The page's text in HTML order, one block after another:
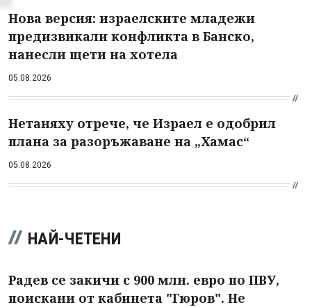
Нова версия: израелските младежи
предизвикали конфликта в Банско,
нанесли щети на хотела
05.08.2026
Нетаняху отрече, че Израел е одобрил
плана за разоръжаване на „Хамас“
05.08.2026
НАЙ-ЧЕТЕНИ
Радев се закичи с 900 млн. евро по ПВУ,
поискани от кабинета "Гюров". Не